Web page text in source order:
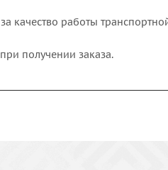
качество работы
получении заказа.